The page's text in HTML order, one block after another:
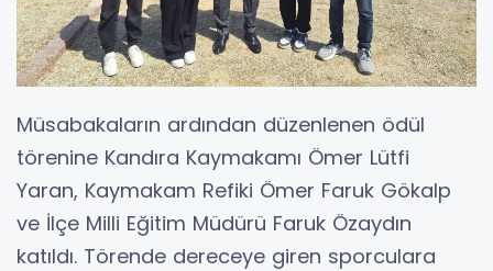
Müsabakaların ardından düzenlenen ödül
törenine Kandıra Kaymakamı Ömer Lütfi
Yaran, Kaymakam Refiki Ömer Faruk Gökalp
ve İlçe Milli Eğitim Müdürü Faruk Özaydın
katıldı. Törende dereceye giren sporculara